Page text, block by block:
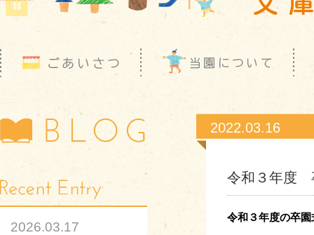
2026.03.17
2022.03.16
令和３年度
令和３年度の卒園